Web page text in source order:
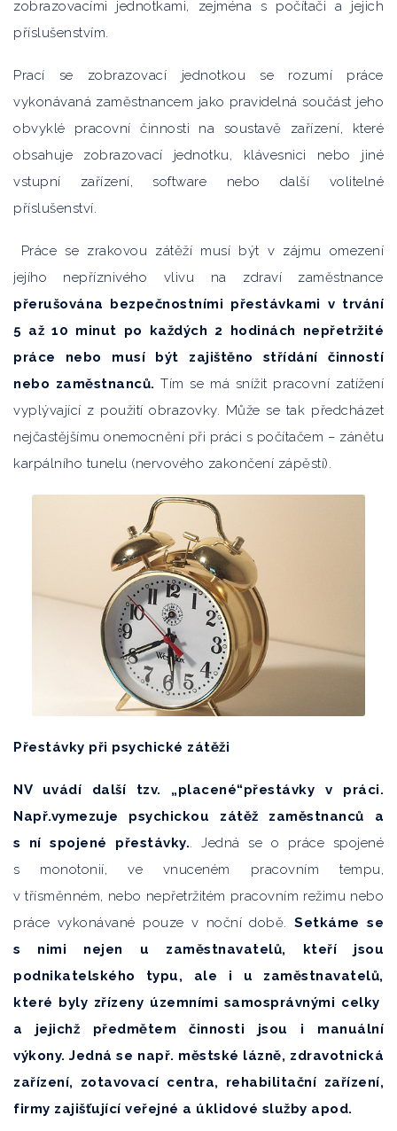
zobrazovacími jednotkami, zejména s počítači a jejich
příslušenstvím.
Prací se zobrazovací jednotkou se rozumí práce
vykonávaná zaměstnancem jako pravidelná součást jeho
obvyklé pracovní činnosti na soustavě zařízení, které
obsahuje zobrazovací jednotku, klávesnici nebo jiné
vstupní zařízení, software nebo další volitelné
příslušenství.
Práce se zrakovou zátěží musí být v zájmu omezení
jejího nepříznivého vlivu na zdraví zaměstnance
přerušována bezpečnostními přestávkami v trvání
5 až 10 minut po každých 2 hodinách nepřetržité
práce nebo musí být zajištěno střídání činností
nebo zaměstnanců.Tím se má snížit pracovní zatížení
vyplývající z použití obrazovky. Může se tak předcházet
nejčastějšímu onemocnění při práci s počítačem – zánětu
karpálního tunelu (nervového zakončení zápěstí).
Přestávky při psychické zátěži
NV uvádí další tzv. „placené“přestávky v práci.
Např.vymezuje psychickou zátěž zaměstnanců a
s ní spojené přestávky.. Jedná se o práce spojené
s monotonií, ve vnuceném pracovním tempu,
v třísměnném, nebo nepřetržitém pracovním režimu nebo
práce vykonávané pouze v noční době. Setkáme se
s nimi nejen u zaměstnavatelů, kteří jsou
podnikatelského typu, ale i u zaměstnavatelů,
které byly zřízeny územními samosprávnými celky
a jejichž předmětem činnosti jsou i manuální
výkony. Jedná se např. městské lázně, zdravotnická
zařízení, zotavovací centra, rehabilitační zařízení,
firmy zajišťující veřejné a úklidové služby apod.